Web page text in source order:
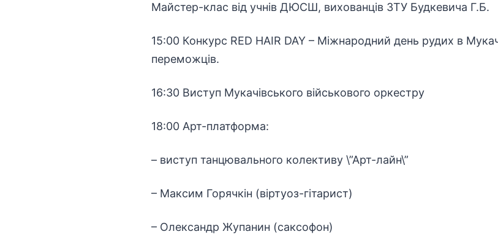
Майстер-клас від учнів ДЮСШ, вихованців ЗТУ Будкевича Г.Б.
15:00 Конкурс RED HAIR DAY – Міжнародний день рудих в
переможців.
16:30 Виступ Мукачівського військового оркестру
18:00 Арт-платформа:
– виступ танцювального колективу \”Арт-лайн\”
– Максим Горячкін (віртуоз-гітарист)
– Олександр Жупанин (саксофон)